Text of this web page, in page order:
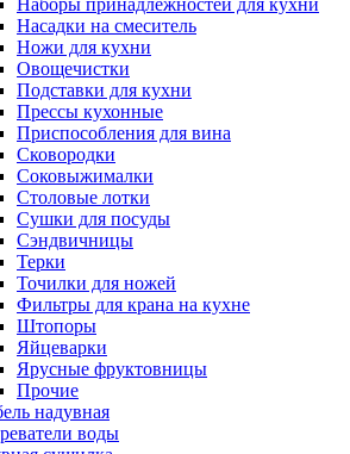
Наборы принадлежностей для кухни
Насадки на смеситель
Ножи для кухни
Овощечистки
Подставки для кухни
Прессы кухонные
Приспособления для вина
Сковородки
Соковыжималки
Столовые лотки
Сушки для посуды
Сэндвичницы
Терки
Точилки для ножей
Фильтры для крана на кухне
Штопоры
Яйцеварки
Ярусные фруктовницы
Прочие
надувная
воды